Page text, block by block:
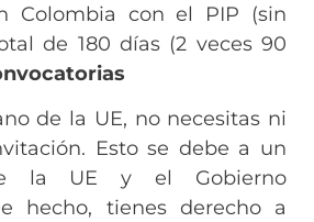
Colombia con el PIP (sin
de 180 días (2 veces 90
de la UE, no necesitas ni
Esto se debe a un
la UE y el Gobierno
hecho, tienes derecho a